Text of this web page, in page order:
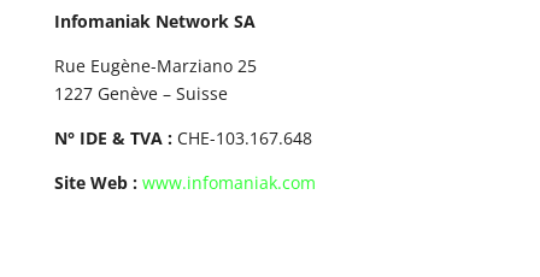
Infomaniak Network SA
Rue Eugène-Marziano 25
1227 Genève – Suisse
N° IDE & TVA :CHE-103.167.648
Site Web : www.infomaniak.com